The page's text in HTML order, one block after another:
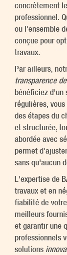
concrètement
professionnel.
ou l'ensemble
conçue pour
travaux.
Par ailleurs,
transparence
bénéficiez d'un
régulières,
des étapes du
et structurée,
abordée avec
permet
sans qu'aucun
L'expertise de
travaux et en
fiabilité de
meilleurs
et garantir une
professionnels
solutions